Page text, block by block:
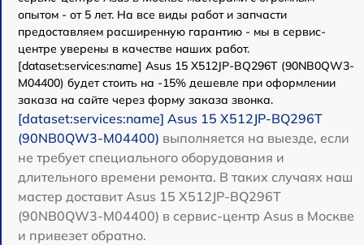
опытом - от 5 лет. На все виды работ и запчасти
предоставляем расширенную гарантию - мы в сервис-
центре уверены в качестве наших работ.
[dataset:services:name] Asus 15 X512JP-BQ296T (90NB0QW3-
M04400) будет стоить на -15% дешевле при оформлении
заказа на сайте через форму заказа звонка.
[dataset:services:name] Asus 15 X512JP-BQ296T
(90NB0QW3-M04400) выполняется на выезде, если
не требует специального оборудования и
длительного времени ремонта. В таких случаях наш
мастер доставит Asus 15 X512JP-BQ296T
(90NB0QW3-M04400) в сервис-центр Asus в Москве
и привезет обратно.